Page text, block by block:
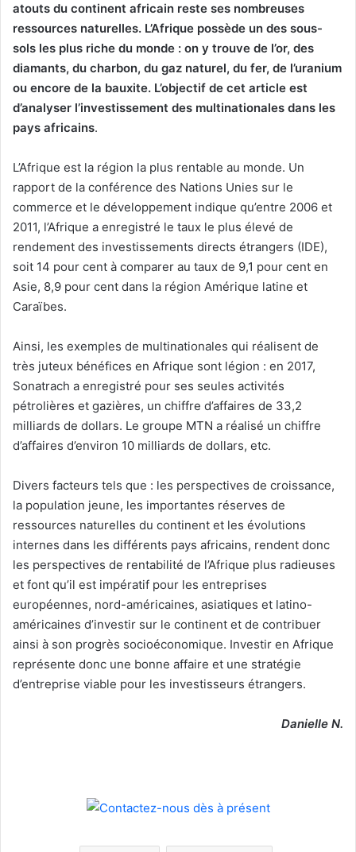
atouts du continent africain reste ses nombreuses
ressources naturelles. L’Afrique possède un des sous-
sols les plus riche du monde : on y trouve de l’or, des
diamants, du charbon, du gaz naturel, du fer, de l’uranium
ou encore de la bauxite. L’objectif de cet article est
d’analyser l’investissement des multinationales dans les
pays africains.
L’Afrique est la région la plus rentable au monde. Un
rapport de la conférence des Nations Unies sur le
commerce et le développement indique qu’entre 2006 et
2011, l’Afrique a enregistré le taux le plus élevé de
rendement des investissements directs étrangers (IDE),
soit 14 pour cent à comparer au taux de 9,1 pour cent en
Asie, 8,9 pour cent dans la région Amérique latine et
Caraïbes.
Ainsi, les exemples de multinationales qui réalisent de
très juteux bénéfices en Afrique sont légion : en 2017,
Sonatrach a enregistré pour ses seules activités
pétrolières et gazières, un chiffre d’affaires de 33,2
milliards de dollars. Le groupe MTN a réalisé un chiffre
d’affaires d’environ 10 milliards de dollars, etc.
Divers facteurs tels que : les perspectives de croissance,
la population jeune, les importantes réserves de
ressources naturelles du continent et les évolutions
internes dans les différents pays africains, rendent donc
les perspectives de rentabilité de l’Afrique plus radieuses
et font qu’il est impératif pour les entreprises
européennes, nord-américaines, asiatiques et latino-
américaines d’investir sur le continent et de contribuer
ainsi à son progrès socioéconomique. Investir en Afrique
représente donc une bonne affaire et une stratégie
d’entreprise viable pour les investisseurs étrangers.
Danielle N.